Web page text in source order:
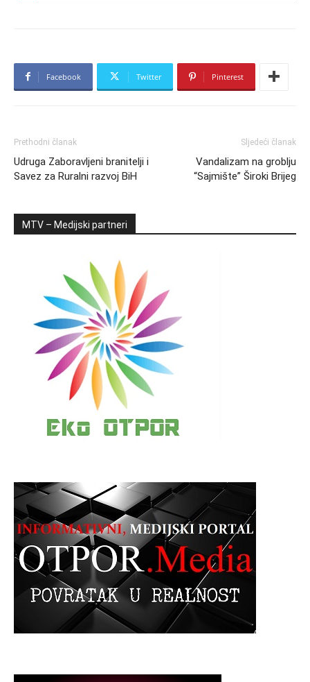
Facebook Twitter Pinterest
Prethodni članak
Udruga Zaboravljeni branitelji i
Savez za Ruralni razvoj BiH
Sljedeći članak
Vandalizam na groblju
“Sajmište” Široki Brijeg
MTV – Medijski partneri